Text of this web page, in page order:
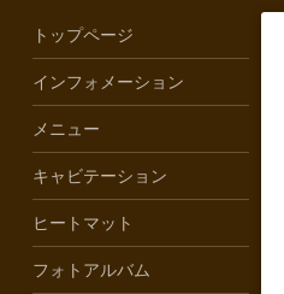
トップページ
インフォメーション
メニュー
キャビテーション
ヒートマット
フォトアルバム